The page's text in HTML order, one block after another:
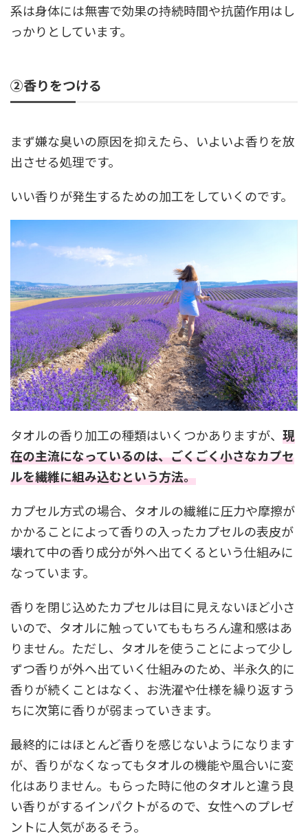
系は身体には無害で効果の持続時間や抗菌作用はし
っかりとしています。
②香りをつける
まず嫌な臭いの原因を抑えたら、いよいよ香りを放
出させる処理です。
いい香りが発生するための加工をしていくのです。
タオルの香り加工の種類はいくつかありますが、 現
在の主流になっているのは、ごくごく小さなカプセ
ルを繊維に組み込むという方法。
カプセル方式の場合、タオルの繊維に圧力や摩擦が
かかることによって香りの入ったカプセルの表皮が
壊れて中の香り成分が外へ出てくるという仕組みに
なっています。
香りを閉じ込めたカプセルは目に見えないほど小さ
いので、タオルに触っていてももちろん違和感はあ
りません。ただし、タオルを使うことによって少し
ずつ香りが外へ出ていく仕組みのため、半永久的に
香りが続くことはなく、お洗濯や仕様を繰り返すう
ちに次第に香りが弱まっていきます。
最終的にはほとんど香りを感じないようになります
が、香りがなくなってもタオルの機能や風合いに変
化はありません。もらった時に他のタオルと違う良
い香りがするインパクトがるので、女性へのプレゼ
ントに人気があるそう。